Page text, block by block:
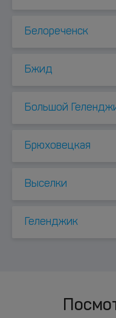
Белореченск
Бжид
Большой
Брюховецкая
Выселки
Геленджик